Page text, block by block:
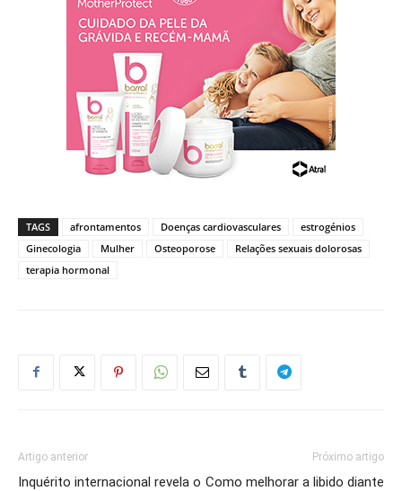
TAGS afrontamentos Doenças cardiovasculares
estrogénios
Ginecologia
Mulher Osteoporose
Relações sexuais dolorosas
terapia hormonal
Artigo anterior
Inquérito internacional revela o
Próximo artigo
Como melhorar a libido diante